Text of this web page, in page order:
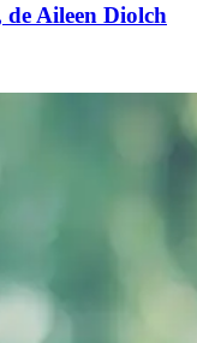
Aileen Diolch